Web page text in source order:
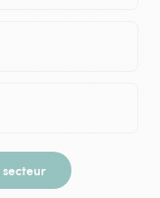
secteur